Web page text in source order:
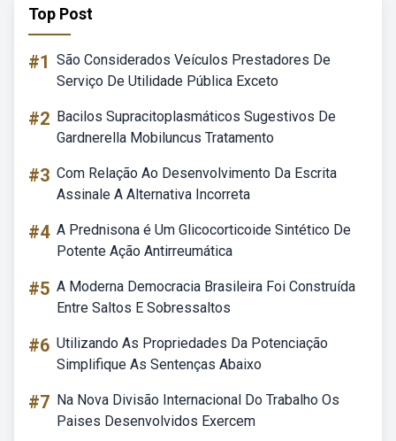
Top Post
#1 São Considerados Veículos Prestadores De
Serviço De Utilidade Pública Exceto
#2 Bacilos Supracitoplasmáticos Sugestivos De
Gardnerella Mobiluncus Tratamento
#3 Com Relação Ao Desenvolvimento Da Escrita
Assinale A Alternativa Incorreta
#4 A Prednisona é Um Glicocorticoide Sintético De
Potente Ação Antirreumática
#5 A Moderna Democracia Brasileira Foi Construída
Entre Saltos E Sobressaltos
#6 Utilizando As Propriedades Da Potenciação
Simplifique As Sentenças Abaixo
#7 Na Nova Divisão Internacional Do Trabalho Os
Paises Desenvolvidos Exercem